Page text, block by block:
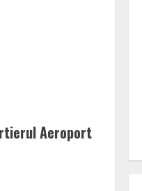
Aeroport